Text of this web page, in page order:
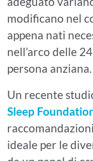
modificano nel
appena nati
nell’arco delle
persona anziana.
Un recente
Sleep
ideale per le